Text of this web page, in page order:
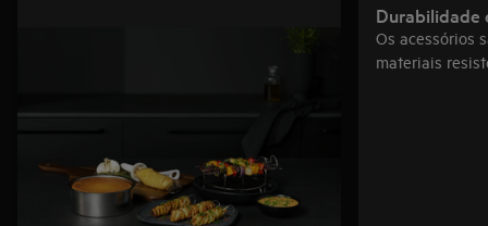
Durabilidade
Os acessórios
materiais